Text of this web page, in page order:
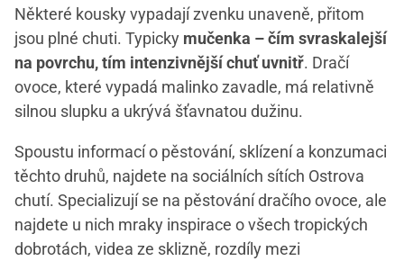
Některé kousky vypadají zvenku unaveně, přitom
jsou plné chuti. Typicky mučenka – čím svraskalejší
na povrchu, tím intenzivnější chuť uvnitř. Dračí
ovoce, které vypadá malinko zavadle, má relativně
silnou slupku a ukrývá šťavnatou dužinu.
Spoustu informací o pěstování, sklízení a konzumaci
těchto druhů, najdete na sociálních sítích Ostrova
chutí. Specializují se na pěstování dračího ovoce, ale
najdete u nich mraky inspirace o všech tropických
dobrotách, videa ze sklizně, rozdíly mezi